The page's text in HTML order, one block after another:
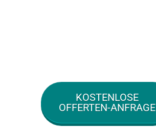
KOSTENLOSE
OFFERTEN-ANFRAGE